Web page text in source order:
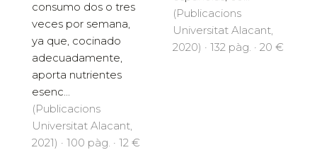
consumo dos o tres
veces por semana,
ya que, cocinado
adecuadamente,
aporta nutrientes
esenc...
(Publicacions
Universitat Alacant,
2021) · 100 pàg. · 12 €
(Publicacions
Universitat Alacant,
2020) · 132 pàg. · 20 €